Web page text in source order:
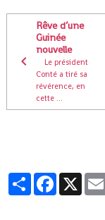
Rêve d’une
Guinée
nouvelle
Le président
Conté a tiré sa
révérence, en
cette ...
PartagerFacebook
X